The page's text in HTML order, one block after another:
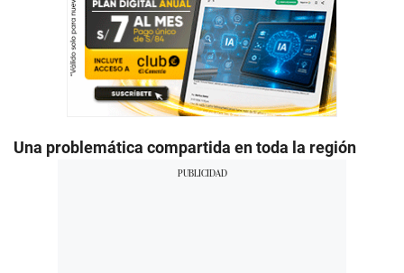
Una problemática compartida en toda la región